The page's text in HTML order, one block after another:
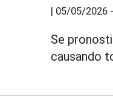
| 05/05/2026
Se
causando